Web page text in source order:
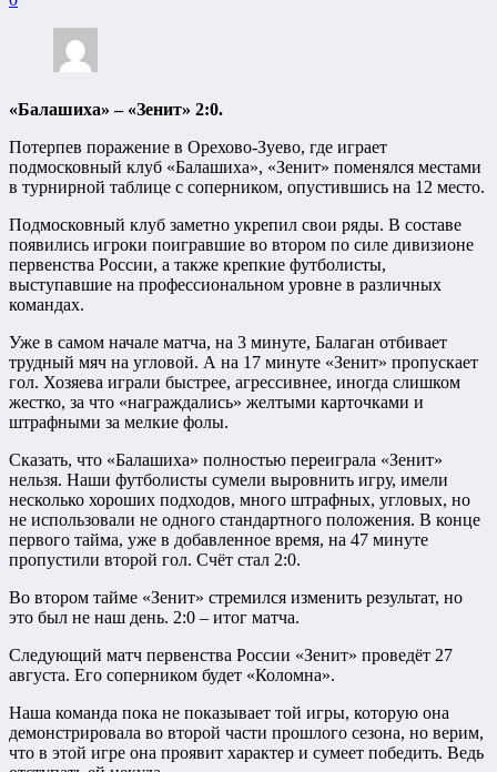
«Балашиха» – «Зенит» 2:0.
Потерпев поражение в Орехово-Зуево, где играет
подмосковный клуб «Балашиха», «Зенит» поменялся местами
в турнирной таблице с соперником, опустившись на 12 место.
Подмосковный клуб заметно укрепил свои ряды. В составе
появились игроки поигравшие во втором по силе дивизионе
первенства России, а также крепкие футболисты,
выступавшие на профессиональном уровне в различных
командах.
Уже в самом начале матча, на 3 минуте, Балаган отбивает
трудный мяч на угловой. А на 17 минуте «Зенит» пропускает
гол. Хозяева играли быстрее, агрессивнее, иногда слишком
жестко, за что «награждались» желтыми карточками и
штрафными за мелкие фолы.
Сказать, что «Балашиха» полностью переиграла «Зенит»
нельзя. Наши футболисты сумели выровнить игру, имели
несколько хороших подходов, много штрафных, угловых, но
не использовали не одного стандартного положения. В конце
первого тайма, уже в добавленное время, на 47 минуте
пропустили второй гол. Счёт стал 2:0.
Во втором тайме «Зенит» стремился изменить результат, но
это был не наш день. 2:0 – итог матча.
Следующий матч первенства России «Зенит» проведёт 27
августа. Его соперником будет «Коломна».
Наша команда пока не показывает той игры, которую она
демонстрировала во второй части прошлого сезона, но верим,
что в этой игре она проявит характер и сумеет победить. Ведь